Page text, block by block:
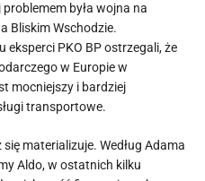
była wojna na
Bliskim Wschodzie.
eksperci PKO BP ostrzegali, że
w Europie w
mocniejszy i bardziej
transportowe.
materializuje. Według Adama
Aldo, w ostatnich kilku